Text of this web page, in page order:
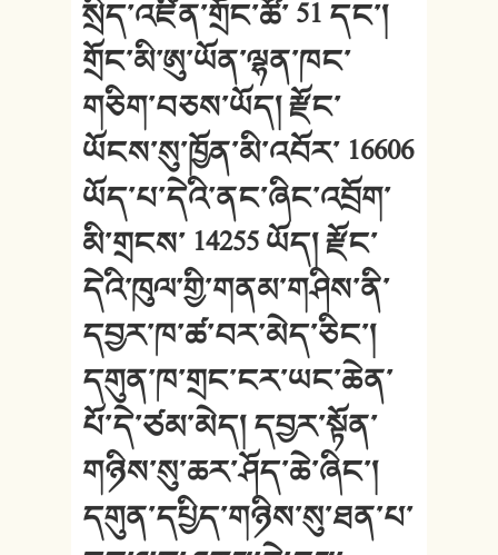
སྲིད་འཛིན་གྲོང་ཚོ་ 51 དང་།
གྲོང་མི་ཨུ་ཡོན་ལྷན་ཁང་
གཅིག་བཅས་ཡོད། རྫོང་
ཡོངས་སུ་ཁྱོན་མི་འབོར་ 16606
ཡོད་པ་དེའི་ནང་ཞིང་འབྲོག་
མི་གྲངས་ 14255 ཡོད། རྫོང་
དེའི་ཁུལ་གྱི་གནམ་གཤིས་ནི་
དབྱར་ཁ་ཚ་བར་མེད་ཅིང་།
དགུན་ཁ་གྲང་ངར་ཡང་ཆེན་
པོ་དེ་ཙམ་མེད། དབྱར་སྟོན་
གཉིས་སུ་ཆར་ཤོད་ཆེ་ཞིང་།
དགུན་དཔྱིད་གཉིས་སུ་ཐན་པ་